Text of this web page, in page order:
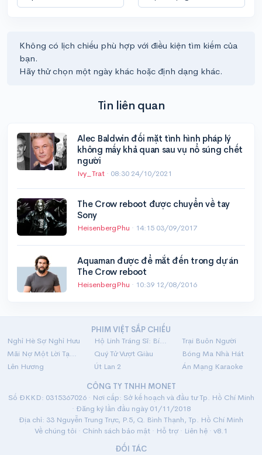
Không có lịch chiếu phù hợp với điều kiện tìm kiếm của
bạn.
Hãy thử chọn một ngày khác hoặc định dạng khác.
Tin liên quan
Alec Baldwin đối mặt tình hình pháp lý
không mấy khả quan sau vụ nổ súng chết
người
Ivy_Trat · 08:30 24/10/2021
The Crow reboot được chuyển về tay
Sony
HeisenbergPhu · 14:15 03/09/2017
Aquaman được để mắt đến trong dự án
The Crow reboot
HeisenbergPhu · 10:39 12/08/2016
PHIM VIỆT SẮP CHIẾU
Nghỉ Hè Sợ Nghỉ Hưu
Hộ Linh Tráng Sĩ: Bí Ẩn Mộ Vua Đinh
Trại Buôn Người
Mãi Nợ Một Lời Tạm Biệt
Quý Tử Vượt Giàu
Bóng Ma Nhà Hát
Lên Hương
Út Lan 2
Án Mạng Karaoke
CÔNG TY TNHH MONET
Số ĐKKD: 0315367026 · Nơi cấp: Sở kế hoạch và đầu tư Tp. Hồ Chí Minh
· Đăng ký lần đầu ngày 01/11/2018
Địa chỉ: 33 Nguyễn Trung Trực, P.5, Q. Bình Thạnh, Tp. Hồ Chí Minh
Về chúng tôi · Chính sách bảo mật · Hỗ trợ · Liên hệ · v8.1
ĐỐI TÁC